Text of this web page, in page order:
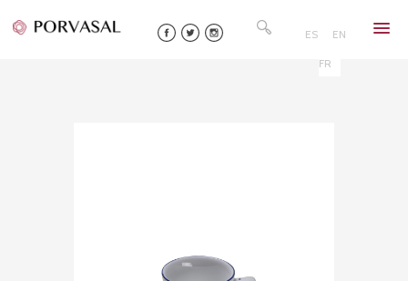
to
ES EN
FR